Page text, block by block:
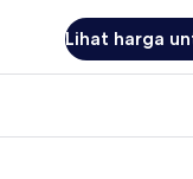
Lihat harga
Hotels of the